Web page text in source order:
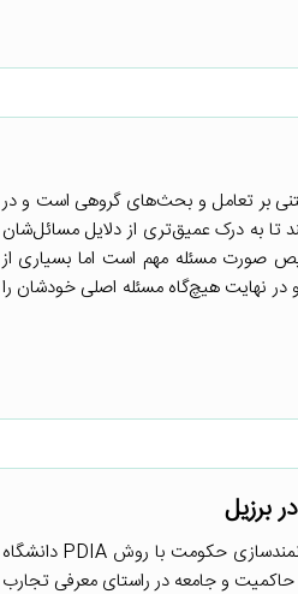
بر تعامل و بحث‌های گروهی است و در
به درک عمیق‌تری از دلایل مسائل‌شان
صورت مسئله مهم است اما بسیاری از
در نهایت هیچ‌گاه مسئله اصلی خودشان را
این توضیح برگرفته از یادداشت کوتاهی است که دانش‌پذیران دورۀ آموزشی توانمندسازی حکومت با روش PDIA دانشگاه
حاکمیت و جامعه در راستای معرفی تجارب